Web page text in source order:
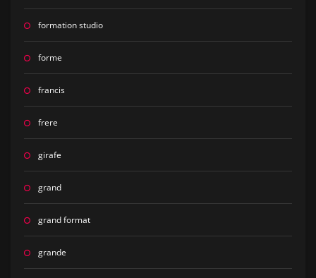
formation studio
forme
francis
frere
girafe
grand
grand format
grande